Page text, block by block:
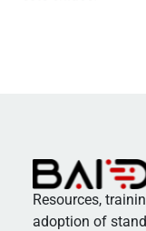
Resources,
adoption of